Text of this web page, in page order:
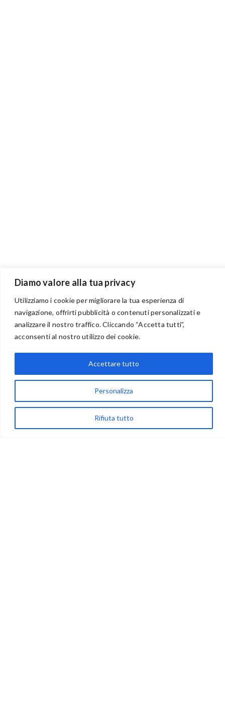
Diamo valore alla tua privacy
Utilizziamo i cookie per migliorare la tua esperienza di
navigazione, offrirti pubblicità o contenuti personalizzati e
analizzare il nostro traffico. Cliccando “Accetta tutti”,
acconsenti al nostro utilizzo dei cookie.
Personalizza
Rifiuta tutto
Accettare tutto
BENVENUTI NEL PORTALE RIVENDITORI
via Acqua delle Noci 12
83024 Monteforte Irpino (AV)
(+39) 081-7777233
info@ideepercreare.it